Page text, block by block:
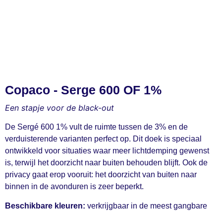
Copaco - Serge 600 OF 1%
Een stapje voor de black-out
De Sergé 600 1% vult de ruimte tussen de 3% en de
verduisterende varianten perfect op. Dit doek is speciaal
ontwikkeld voor situaties waar meer lichtdemping gewenst
is, terwijl het doorzicht naar buiten behouden blijft. Ook de
privacy gaat erop vooruit: het doorzicht van buiten naar
binnen in de avonduren is zeer beperkt.
Beschikbare kleuren: verkrijgbaar in de meest gangbare